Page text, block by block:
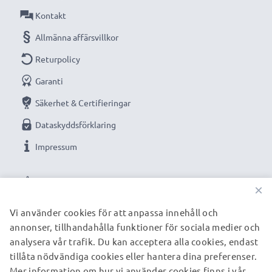
VÅRA BETALNINGSALTERNATIV
Kontakt
Allmänna affärsvillkor
Returpolicy
Garanti
Säkerhet & Certifieringar
Dataskyddsförklaring
Impressum
VÅRA FRAKTPARTNERS
×
Vi använder cookies för att anpassa innehåll och
annonser, tillhandahålla funktioner för sociala medier och
analysera vår trafik. Du kan acceptera alla cookies, endast
tillåta nödvändiga cookies eller hantera dina preferenser.